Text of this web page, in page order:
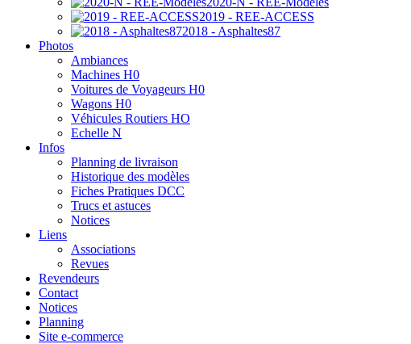
2019 - REE-ACCESS
2018 - Asphaltes87
Photos
Ambiances
Machines H0
Voitures de Voyageurs H0
Wagons H0
Véhicules Routiers HO
Echelle N
Infos
Planning de livraison
Historique des modèles
Fiches Pratiques DCC
Trucs et astuces
Notices
Liens
Associations
Revues
Revendeurs
Contact
Notices
Planning
Site e-commerce